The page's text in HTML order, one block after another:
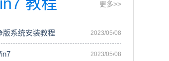
更多>>
版系统安装教程 2023/05/08
2023/05/08